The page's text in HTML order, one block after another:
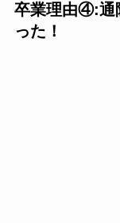
卒業理由④:通
った！